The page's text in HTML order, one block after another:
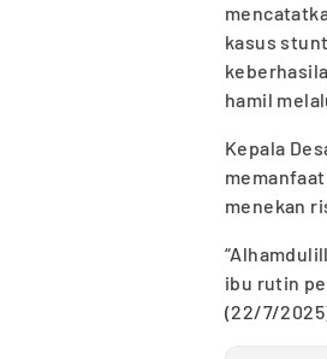
kasus
hamil
Kepala
menekan
ibu rutin
(22/7/